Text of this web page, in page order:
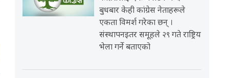
बुधबार केही कांग्रेस नेताहरूले
एकता विमर्श गरेका छन् ।
संस्थापनइतर समूहले २९ गते राष्ट्रिय
भेला गर्ने बताएको